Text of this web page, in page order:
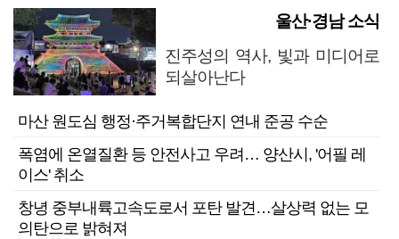
울산·경남 소식
진주성의 역사, 빛과 미디어로
되살아난다
마산 원도심 행정·주거복합단지 연내 준공 수순
폭염에 온열질환 등 안전사고 우려… 양산시, '어필 레
이스' 취소
창녕 중부내륙고속도로서 포탄 발견…살상력 없는 모
의탄으로 밝혀져